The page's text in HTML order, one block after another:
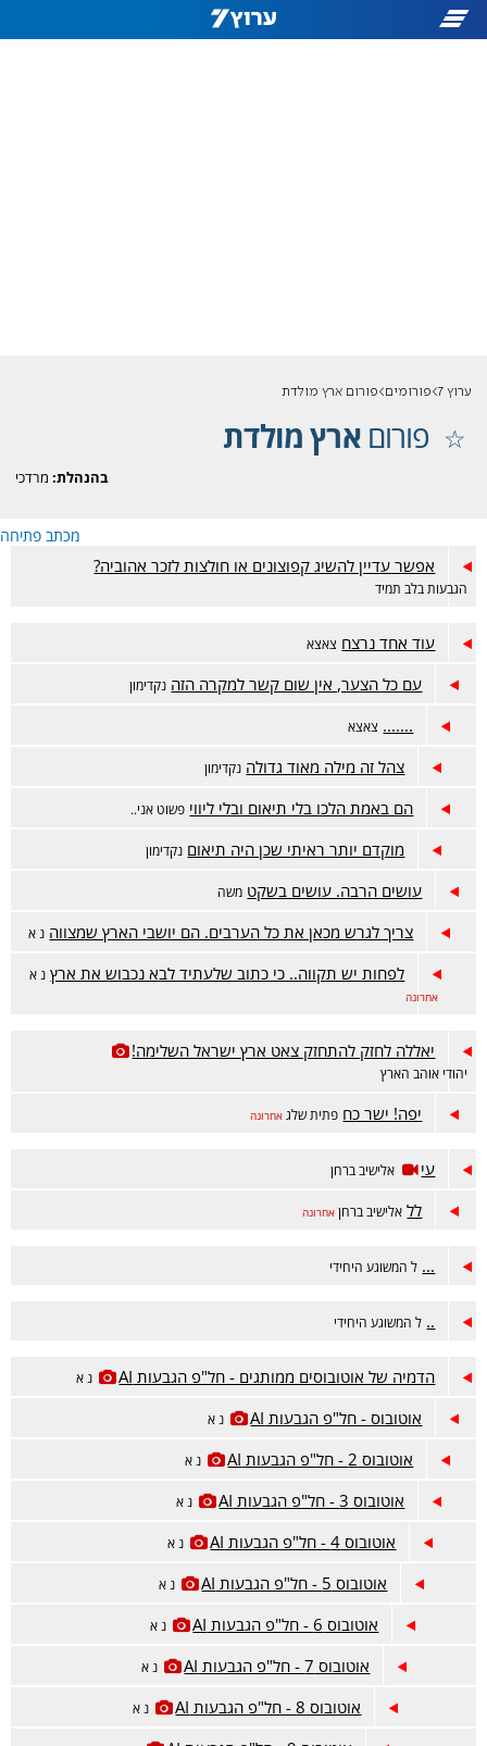
ערוץ 7 פורומים פורום ארץ מולדת
פורוםארץ מולדת
בהנהלת: מרדכי
מכתב פתיחה
אפשר עדיין להשיג קפוצונים או חולצות לזכר אהוביה?
הגבעות בלב תמיד
עוד אחד נרצח צאצא
עם כל הצער, אין שום קשר למקרה הזה נקדימון
....... צאצא
צהל זה מילה מאוד גדולה נקדימון
הם באמת הלכו בלי תיאום ובלי ליווי פשוט אני..
מוקדם יותר ראיתי שכן היה תיאום נקדימון
עושים הרבה. עושים בשקט משה
צריך לגרש מכאן את כל הערבים. הם יושבי הארץ שמצווה נ א
לפחות יש תקווה.. כי כתוב שלעתיד לבא נכבוש את ארץ נ א
אחרונה
יאללה לחזק להתחזק צאט ארץ ישראל השלימה!
יהודי אוהב הארץ
יפה! ישר כח פתית שלג אחרונה
עי אלישיב ברחן
לל אלישיב ברחן אחרונה
... ל המשוגע היחידי
.. ל המשוגע היחידי
הדמיה של אוטובוסים ממותגים - חל"פ הגבעות AI נ א
אוטובוס - חל"פ הגבעות AI נ א
אוטובוס 2 - חל"פ הגבעות AI נ א
אוטובוס 3 - חל"פ הגבעות AI נ א
אוטובוס 4 - חל"פ הגבעות AI נ א
אוטובוס 5 - חל"פ הגבעות AI נ א
אוטובוס 6 - חל"פ הגבעות AI נ א
אוטובוס 7 - חל"פ הגבעות AI נ א
אוטובוס 8 - חל"פ הגבעות AI נ א